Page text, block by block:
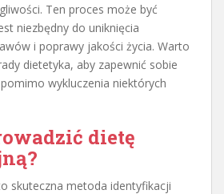
Ten proces może być
niezbędny do uniknięcia
i poprawy jakości życia. Warto
dietetyka, aby zapewnić sobie
wykluczenia niektórych
dietę
skuteczna metoda identyfikacji